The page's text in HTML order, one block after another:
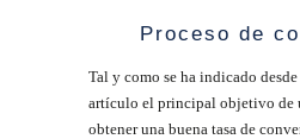
Proceso de
Tal y como se ha indicado
artículo el principal objetivo de
obtener una buena tasa de